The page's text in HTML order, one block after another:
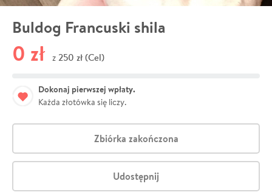
Buldog Francuski shila
0 zł z 250 zł (Cel)
Dokonaj pierwszej wpłaty.
Każda złotówka się liczy.
Zbiórka zakończona
Udostępnij